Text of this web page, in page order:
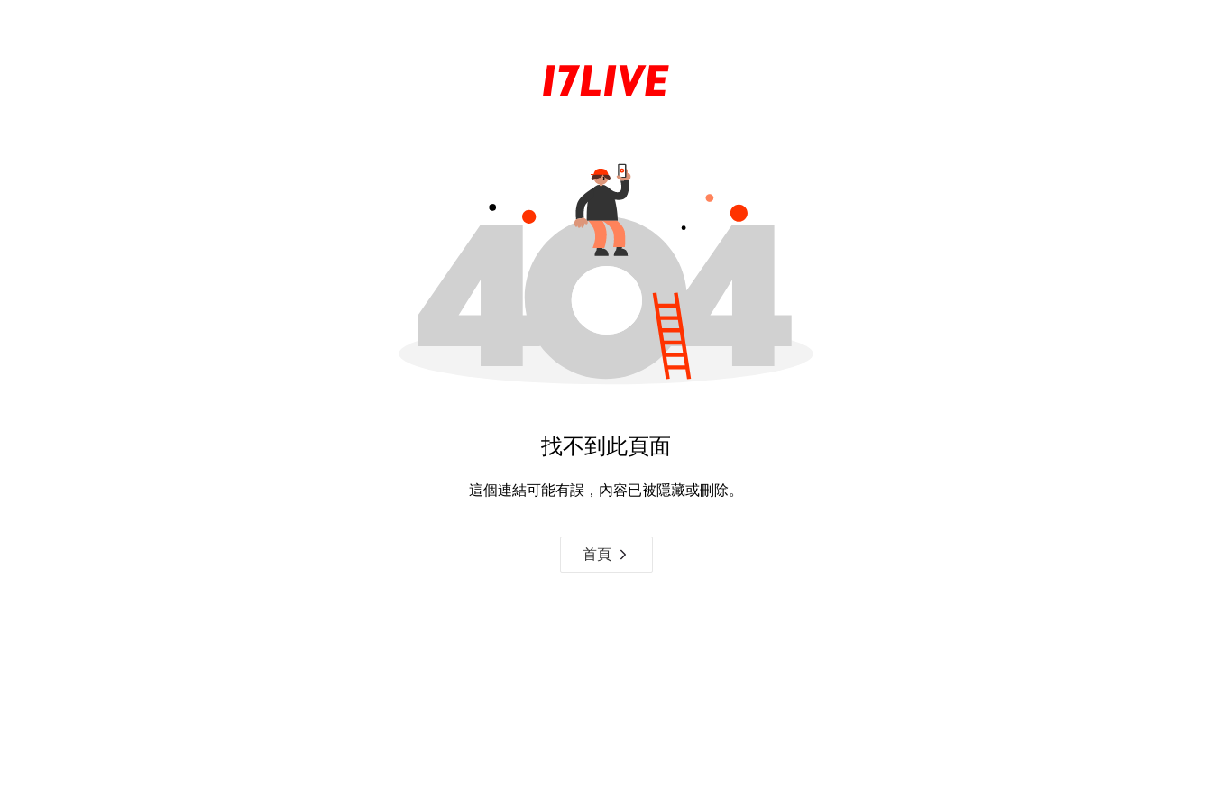
找不到此頁面
這個連結可能有誤，內容已被隱藏或刪除。
首頁